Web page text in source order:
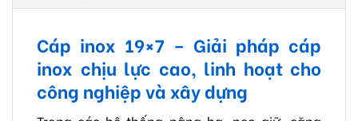
Cáp inox 19×7 – Giải pháp cáp
inox chịu lực cao, linh hoạt cho
công nghiệp và xây dựng